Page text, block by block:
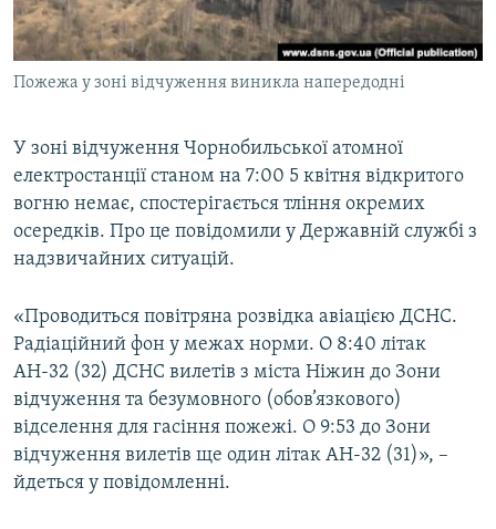
ВІДЕОУРОКИ «ELIFBE»
СВІДЧЕННЯ ОКУПАЦІЇ
УКРАЇНСЬКА ПРОБЛЕМА КРИМУ
Русский
Qırımtatar
Усі сайти RFE/RL
Пожежа у зоні відчуження виникла напередодні
У зоні відчуження Чорнобильської атомної
електростанції станом на 7:00 5 квітня відкритого
вогню немає, спостерігається тління окремих
осередків. Про це повідомили у Державній службі з
надзвичайних ситуацій.
«Проводиться повітряна розвідка авіацією ДСНС.
Радіаційний фон у межах норми. О 8:40 літак
АН-32 (32) ДСНС вилетів з міста Ніжин до Зони
відчуження та безумовного (обов’язкового)
відселення для гасіння пожежі. О 9:53 до Зони
відчуження вилетів ще один літак АН-32 (31)», –
йдеться у повідомленні.